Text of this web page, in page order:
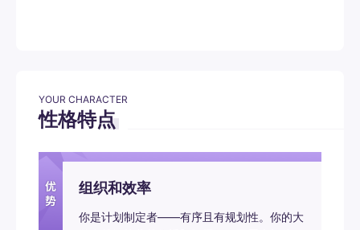
YOUR CHARACTER
性格特点
组织和效率
你是计划制定者——有序且有规划性。你的大